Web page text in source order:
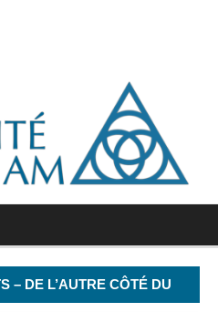
– DE L’AUTRE CÔTÉ DU